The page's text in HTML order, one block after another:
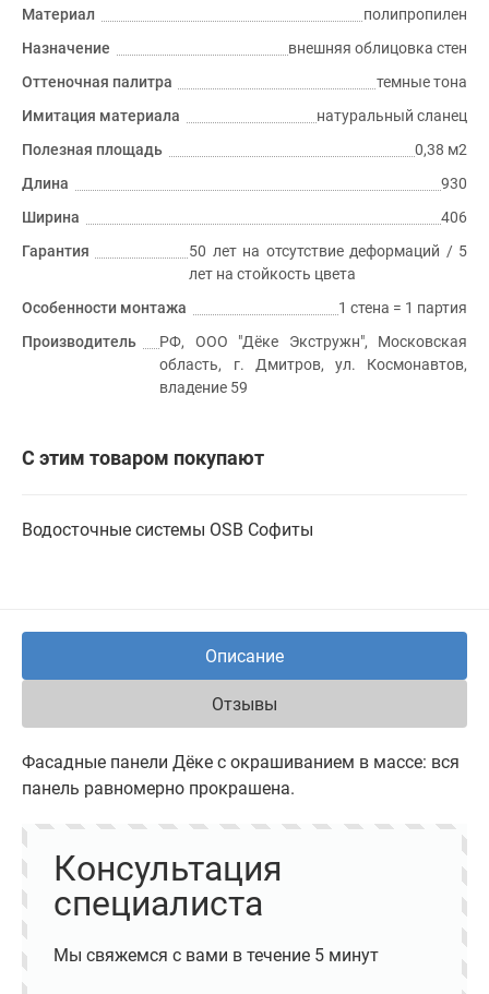
Материал
полипропилен
Назначение
внешняя облицовка стен
Оттеночная палитра
темные тона
Имитация материала
натуральный сланец
Полезная площадь
0,38 м2
Длина
930
Ширина
406
Гарантия
50 лет на отсутствие деформаций / 5
лет на стойкость цвета
Особенности монтажа
1 стена = 1 партия
Производитель
РФ, ООО "Дёке Экстружн", Московская
область, г. Дмитров, ул. Космонавтов,
владение 59
С этим товаром покупают
Водосточные системы OSB Софиты
Описание
Отзывы
Фасадные панели Дёке с окрашиванием в массе: вся
панель равномерно прокрашена.
Консультация
специалиста
Мы свяжемся с вами в течение 5 минут